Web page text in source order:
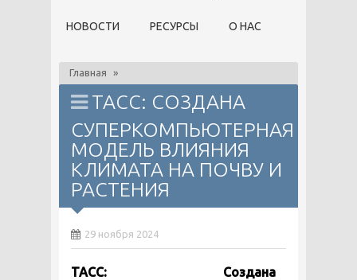
НОВОСТИ РЕСУРСЫ О НАС
Главная »
ТАСС: СОЗДАНА
СУПЕРКОМПЬЮТЕРНАЯ
МОДЕЛЬ ВЛИЯНИЯ
КЛИМАТА НА ПОЧВУ И
РАСТЕНИЯ
29 ноября 2024
ТАСС: Создана